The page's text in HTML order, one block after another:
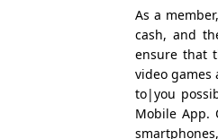
As a
cash, and
ensure that
video games
to|you
Mobile App.